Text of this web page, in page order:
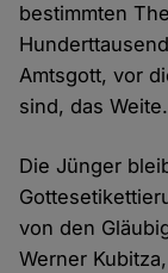
bestimmten
Amtsgott, vor
sind, das Weite.
Die Jünger
von den
Werner